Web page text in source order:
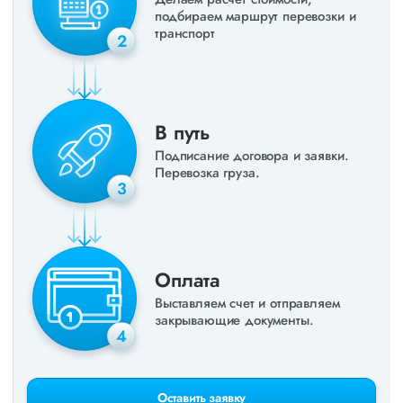
2
подбираем маршрут перевозки и
транспорт
3
В путь
Подписание договора и заявки.
Перевозка груза.
4
Оплата
Выставляем счет и отправляем
закрывающие документы.
Оставить заявку